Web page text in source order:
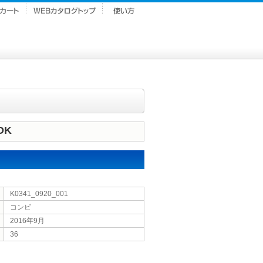
K0341_0920_001
コンビ
2016年9月
36